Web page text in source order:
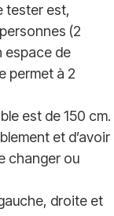
tester est,
(2
espace de
permet à 2
est de 150 cm.
et d’avoir
changer ou
droite et